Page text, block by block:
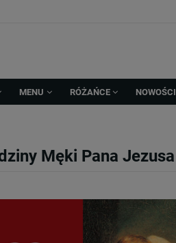
MENU RÓŻAŃCE NOWOŚCI
Męki Pana Jezusa